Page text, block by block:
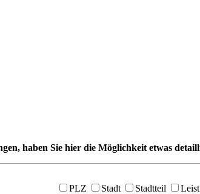
haben Sie hier die Möglichkeit etwas
PLZ Stadt Stadtteil